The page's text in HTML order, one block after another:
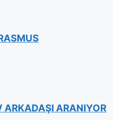
ARKADAŞI ARANIYOR